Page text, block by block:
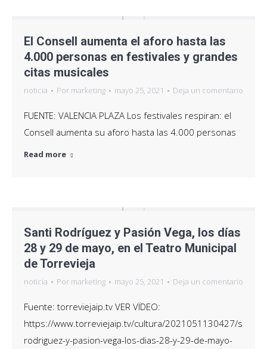
El Consell aumenta el aforo hasta las
4.000 personas en festivales y grandes
citas musicales
noticia Por marketing mayo 25, 2021 Deja un comentario
FUENTE: VALENCIA PLAZA Los festivales respiran: el
Consell aumenta su aforo hasta las 4.000 personas
Read more
Santi Rodríguez y Pasión Vega, los días
28 y 29 de mayo, en el Teatro Municipal
de Torrevieja
noticia Por marketing mayo 25, 2021 Deja un comentario
Fuente: torreviejaip.tv VER VÏDEO:
https://www.torreviejaip.tv/cultura/2021051130427/santi-
rodriguez-y-pasion-vega-los-dias-28-y-29-de-mayo-